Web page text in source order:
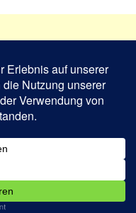
Verlages bzw.